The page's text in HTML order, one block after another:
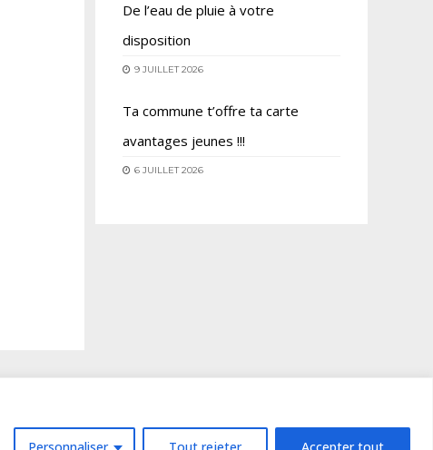
Personnaliser Tout rejeter Accepter tout
De l’eau de pluie à votre
disposition
9 JUILLET 2026
Ta commune t’offre ta carte
avantages jeunes !!!
6 JUILLET 2026